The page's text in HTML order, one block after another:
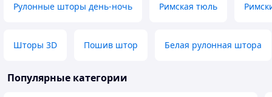
Рулонные шторы день-ночь Римская тюль
Шторы 3D Пошив штор Белая рулонная штора
Популярные категории